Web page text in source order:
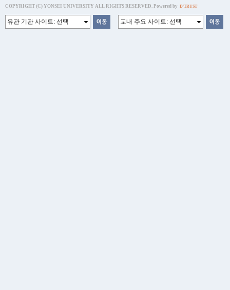
COPYRIGHT (C) YONSEI UNIVERSITY ALL RIGHTS RESERVED. Powered by D'TRUST